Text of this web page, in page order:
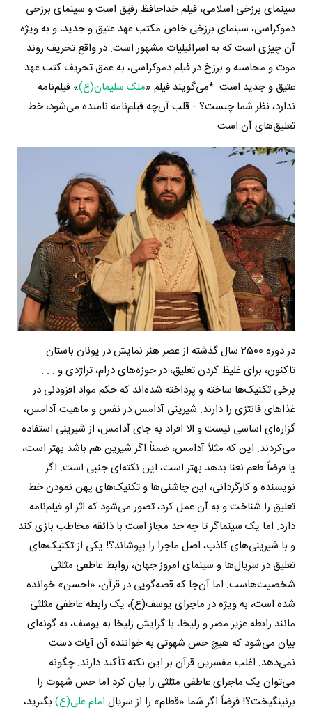
سینمای برزخی اسلامی، فیلم خداحافظ رفیق است و سینمای برزخی
دموکراسی، سینمای برزخی خاص مکتب عهد عتیق و جدید، و به ویژه
آن چیزی است که به اسرائیلیات مشهور است. در واقع تحریف روند
موت و محاسبه و برزخ در فیلم دموکراسی، به عمق تحریف کتب عهد
عتیق و جدید است. *می‌گویند فیلم «ملک سلیمان(ع)» فیلم‌نامه
ندارد، نظر شما چیست؟ - قلب آن‌چه فیلم‌نامه نامیده می‌شود، خط
تعلیق‌های آن است.
در دوره 2500 سال گذشته از عصر هنر نمایش در یونان باستان
تاکنون، برای غلیظ کردن تعلیق، در حوزه‌های درام، تراژدی و . . .
برخی تکنیک‌ها ساخته و پرداخته شده‌اند که حکم مواد افزودنی در
غذاهای فانتزی را دارند. شیرینی آدامس در نفس و ماهیت آدامس،
گزاره‌ای اساسی نیست و الا افراد به جای آدامس، از شیرینی استفاده
می‌کردند. این که مثلاً آدامس، ضمناً اگر شیرین هم باشد بهتر است،
یا فرضاً طعم نعنا بدهد بهتر است، این نکته‌ای جنبی است. اگر
نویسنده و کارگردانی، این چاشنی‌ها و تکنیک‌های پهن نمودن خط
تعلیق را شناخت و به آن عمل کرد، تصور می‌شود که اثر او فیلم‌نامه
دارد. اما یک سینماگر تا چه حد مجاز است با ذائقه‌ مخاطب بازی کند
و با شیرینی‌های کاذب، اصل ماجرا را بپوشاند؟! یکی از تکنیک‌های
تعلیق در سریال‌ها و سینمای امروز جهان، روابط عاطفی مثلثی
شخصیت‌هاست. اما آن‌جا که قصه‌گویی در قرآن، «احسن» خوانده
شده است، به ویژه در ماجرای یوسف(ع)، یک رابطه عاطفی مثلثی
مانند رابطه عزیز مصر و زلیخا، با گرایش زلیخا به یوسف، به گونه‌ای
بیان می‌شود که هیچ حس شهوتی به خواننده آن آیات دست
نمی‌دهد. اغلب مفسرین قرآن بر این نکته تأکید دارند. چگونه
می‌توان یک ماجرای عاطفی مثلثی را بیان کرد اما حس شهوت را
برنینگیخت؟! فرضاً اگر شما «قطام» را از سریال امام علی(ع) بگیرید،